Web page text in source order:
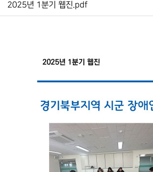
2025년 1분기 웹진.pdf